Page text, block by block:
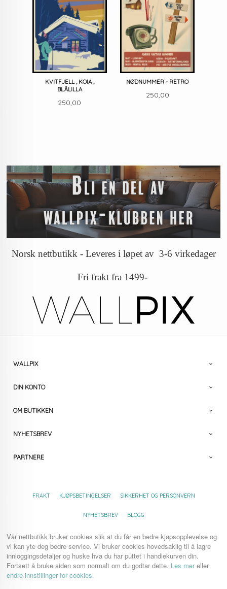
KVITFJELL , KOIA ,
BLÅLILLA
Pris
250,00
NØDNUMMER - RETRO
Pris
250,00
Norsk nettbutikk - Leveres i løpet av 3-6 virkedager
Fri frakt fra 1499-
WALLPIX
DIN KONTO
OM BUTIKKEN
NYHETSBREV
PARTNERE
FRAKT KJØPSBETINGELSER SIKKERHET OG PERSONVERN
NYHETSBREV BLOGG
Vår nettbutikk bruker cookies slik at du får en bedre kjøpsopplevelse og
vi kan yte deg bedre service. Vi bruker cookies hovedsaklig til å lagre
innloggingsdetaljer og huske hva du har puttet i handlekurven din.
Fortsett å bruke siden som normalt om du godtar dette. Les mereller
endre innstillinger for cookies.